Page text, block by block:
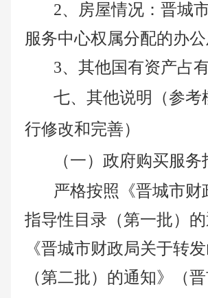
2、房屋情况：晋城
服务中心权属分配的办
3、其他国有资产占
七、其他说明（参
行修改和完善）
（一）政府购买服
严格按照 《晋城市
指导性目录（第一批）
《晋城市财政局关于转
（第二批）的通知》（晋